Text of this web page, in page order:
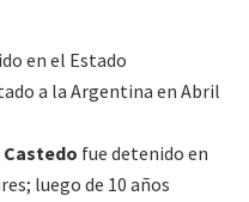
en el Estado
a la Argentina en Abril
fue detenido en
luego de 10 años